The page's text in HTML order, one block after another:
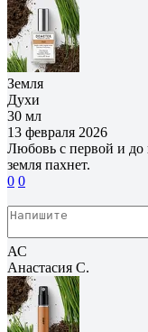
Земля
Духи
30 мл
13 февраля 2026
Любовь с первой и до
земля пахнет.
0 0
АС
Анастасия С.